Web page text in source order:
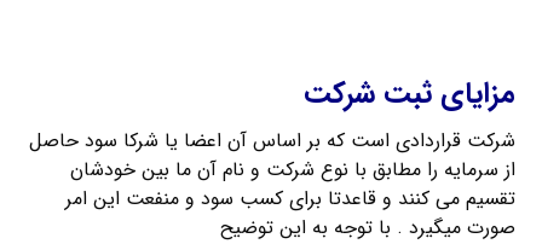
مزایای ثبت شرکت
شرکت قراردادی است که بر اساس آن اعضا یا شرکا سود حاصل
از سرمایه را مطابق با نوع شرکت و نام آن ما بین خودشان
تقسیم می ‌کنند و قاعدتا برای کسب سود و منفعت این امر
صورت میگیرد . با توجه به این توضیح